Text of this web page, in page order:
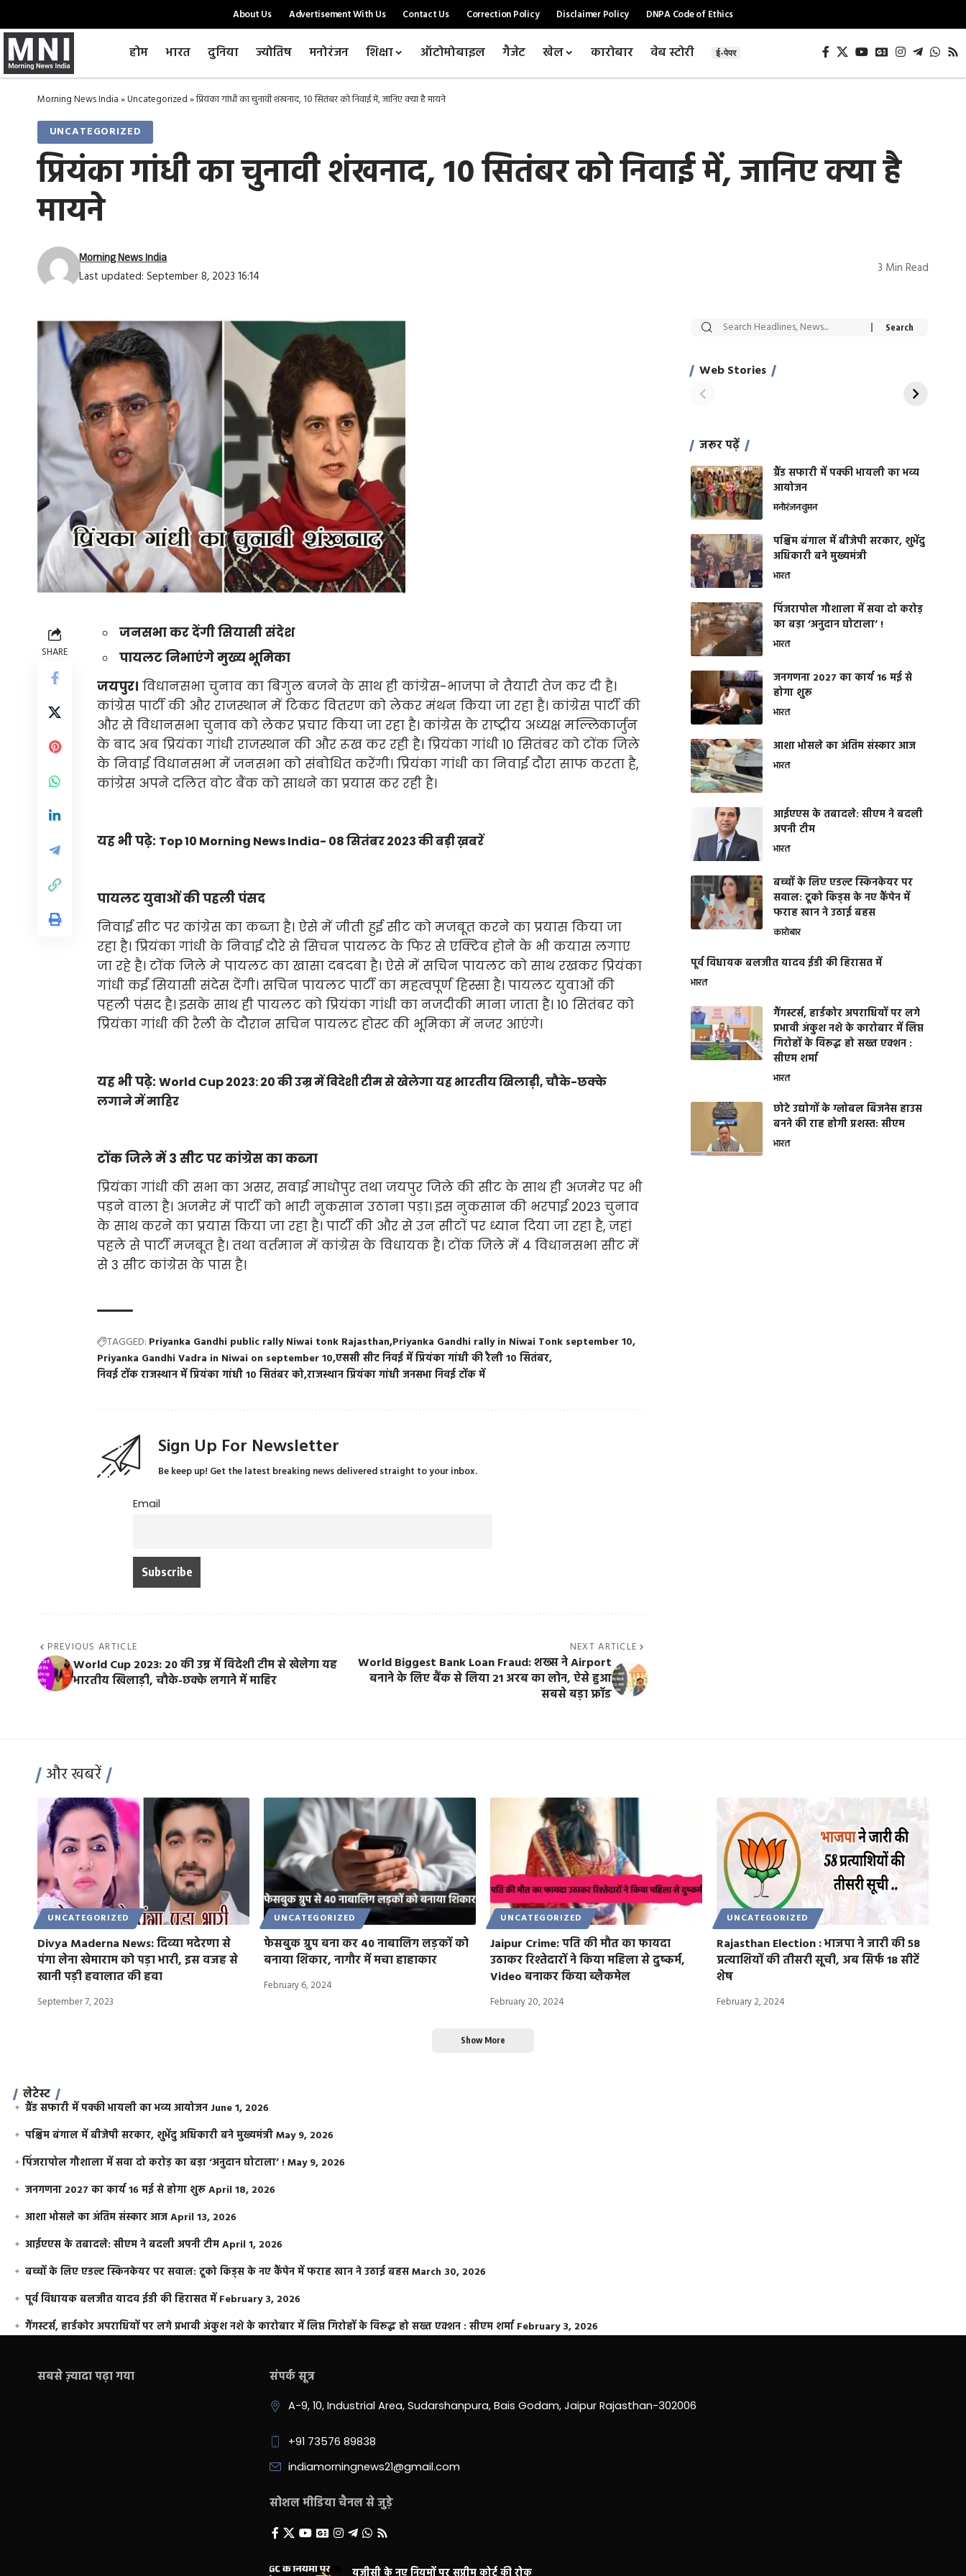
About Us Advertisement With Us Contact Us Correction Policy Disclaimer Policy DNPA Code of Ethics
होम भारत दुनिया ज्योतिष मनोरंजन शिक्षा ऑटोमोबाइल गैजेट खेल कारोबार वेब स्टोरी ई-पेपर
Morning News India»Uncategorized»प्रियंका गांधी का चुनावी शंखनाद, 10 सितंबर को निवाई में, जानिए क्या है मायने
UNCATEGORIZED
प्रियंका गांधी का चुनावी शंखनाद, 10 सितंबर को निवाई में, जानिए क्या है
मायने
Last updated: September 8, 2023 16:14
Morning News India 3 Min Read
SHARE
जनसभा कर देंगी सियासी संदेश
पायलट निभाएंगे मुख्य भूमिका
जयपुर। विधानसभा चुनाव का बिगुल बजने के साथ ही कांग्रेस-भाजपा ने तैयारी तेज कर दी है।
कांग्रेस पार्टी की और राजस्थान में टिकट वितरण को लेकर मंथन किया जा रहा है। कांग्रेस पार्टी की
और से विधानसभा चुनाव को लेकर प्रचार किया जा रहा है। कांग्रेस के राष्ट्रीय अध्यक्ष मल्लिकार्जुन
के बाद अब प्रियंका गांधी राजस्थान की और रूख कर रही है। प्रियंका गांधी 10 सितंबर को टोंक जिले
के निवाई विधानसभा में जनसभा को संबोधित करेंगी। प्रियंका गांधी का निवाई दौरा साफ करता है,
कांग्रेस अपने दलित वोट बैंक को साधने का प्रयास कर रही है।
यह भी पढ़े: Top 10 Morning News India- 08 सितंबर 2023 की बड़ी ख़बरें
पायलट युवाओं की पहली पंसद
निवाई सीट पर कांग्रेस का कब्जा है। ऐसे में जीती हुई सीट को मजबूत करने का प्रयास किया जा
रहा है। प्रियंका गांधी के निवाई दौरे से सिचन पायलट के फिर से एक्टिव होने के भी कयास लगाए
जा रहे है। टोंक जिले मे पायलट का खासा दबदबा है। ऐसे में सचिन पायलट को साथ रखकर प्रियंका
गांधी कई सियासी संदेस देंगी। सचिन पायलट पार्टी का महत्वपूर्ण हिस्सा है। पायलट युवाओं की
पहली पंसद है। इसके साथ ही पायलट को प्रियंका गांधी का नजदीकी माना जाता है। 10 सितंबर को
प्रियंका गांधी की रैली के दौरान सचिन पायलट होस्ट की भूमिका में नजर आएंगे।
यह भी पढ़े:World Cup 2023: 20 की उम्र में विदेशी टीम से खेलेगा यह भारतीय खिलाड़ी, चौके-छक्के
लगाने में माहिर
टोंक जिले में 3 सीट पर कांग्रेस का कब्जा
प्रियंका गांधी की सभा का असर, सवाई माधोपुर तथा जयपुर जिले की सीट के साथ ही अजमेर पर भी
पड़ने वाला है। अजमेर में पार्टी को भारी नुकसान उठाना पड़ा। इस नुकसान की भरपाई 2023 चुनाव
के साथ करने का प्रयास किया जा रहा है। पार्टी की और से उन सीटों पर ध्यान दिया जा रहा है, जहां
पहले से पार्टी मजबूत है। तथा वर्तमान में कांग्रेस के विधायक है। टोंक जिले में 4 विधानसभा सीट में
से 3 सीट कांग्रेस के पास है।
TAGGED: Priyanka Gandhi public rally Niwai tonk Rajasthan Priyanka Gandhi rally in Niwai Tonk september 10
Priyanka Gandhi Vadra in Niwai on september 10एससी सीट निवई में प्रियंका गांधी की रैली 10 सितंबर
निवई टोंक राजस्थान में प्रियंका गांधी 10 सितंबर कोराजस्थान प्रियंका गांधी जनसभा निवई टोंक में
Sign Up For Newsletter
Be keep up! Get the latest breaking news delivered straight to your inbox.
Email
PREVIOUS ARTICLE
World Cup 2023: 20 की उम्र में विदेशी टीम से खेलेगा यह
भारतीय खिलाड़ी, चौके-छक्के लगाने में माहिर
NEXT ARTICLE
World Biggest Bank Loan Fraud: शख्स ने Airport
बनाने के लिए बैंक से लिया 21 अरब का लोन, ऐसे हुआ
सबसे बड़ा फ्रॉड
Web Stories
सट्टेबाजी में अरेस्ट हुए
साहिल खान
रोज एक कच्चे लहसुन
जरूर पढ़ें
ग्रैंड सफारी में पक्की भायली का भव्य
आयोजन
मनोरंजनवुमन
पश्चिम बंगाल में बीजेपी सरकार, शुभेंदु
अधिकारी बने मुख्यमंत्री
भारत
​पिंजरापोल गौशाला में सवा दो करोड़
का बड़ा ‘अनुदान घोटाला’ !
भारत
जनगणना 2027 का कार्य 16 मई से
होगा शुरू
भारत
आशा भोसले का अंतिम संस्कार आज
भारत
आईएएस के तबादले: सीएम ने बदली
अपनी टीम
भारत
बच्चों के लिए एडल्ट स्किनकेयर पर
सवाल: टूको किड्स के नए कैंपेन में
फराह खान ने उठाई बहस
कारोबार
पूर्व विधायक बलजीत यादव ईडी की हिरासत में
भारत
गैंगस्टर्स, हार्डकोर अपराधियों पर लगे
प्रभावी अंकुश नशे के कारोबार में लिप्त
गिरोहों के विरूद्ध हो सख्त एक्शन :
सीएम शर्मा
भारत
छोटे उद्योगों के ग्लोबल बिजनेस हाउस
बनने की राह होगी प्रशस्त: सीएम
भारत
और खबरें
UNCATEGORIZED
Divya Maderna News: दिव्या मदेरणा से
पंगा लेना खेमाराम को पड़ा भारी, इस वजह से
खानी पड़ी हवालात की हवा
September 7, 2023
UNCATEGORIZED
फेसबुक ग्रुप बना कर 40 नाबालिग लड़कों को
बनाया शिकार, नागौर में मचा हाहाकार
February 6, 2024
UNCATEGORIZED
Jaipur Crime: पति की मौत का फायदा
उठाकर रिश्तेदारों ने किया महिला से दुष्कर्म,
Video बनाकर किया ब्लैकमेल
February 20, 2024
UNCATEGORIZED
Rajasthan Election : भाजपा ने जारी की 58
प्रत्याशियों की तीसरी सूची, अब सिर्फ 18 सीटें
शेष
February 2, 2024
Show More
लेटेस्ट
ग्रैंड सफारी में पक्की भायली का भव्य आयोजन June 1, 2026
पश्चिम बंगाल में बीजेपी सरकार, शुभेंदु अधिकारी बने मुख्यमंत्रीMay 9, 2026
​पिंजरापोल गौशाला में सवा दो करोड़ का बड़ा ‘अनुदान घोटाला’ !May 9, 2026
जनगणना 2027 का कार्य 16 मई से होगा शुरूApril 18, 2026
आशा भोसले का अंतिम संस्कार आजApril 13, 2026
आईएएस के तबादले: सीएम ने बदली अपनी टीमApril 1, 2026
बच्चों के लिए एडल्ट स्किनकेयर पर सवाल: टूको किड्स के नए कैंपेन में फराह खान ने उठाई बहसMarch 30, 2026
पूर्व विधायक बलजीत यादव ईडी की हिरासत में February 3, 2026
गैंगस्टर्स, हार्डकोर अपराधियों पर लगे प्रभावी अंकुश नशे के कारोबार में लिप्त गिरोहों के विरूद्ध हो सख्त एक्शन : सीएम शर्मा February 3, 2026
सबसे ज़्यादा पढ़ा गया संपर्क सूत्र
A-9, 10, Industrial Area, Sudarshanpura, Bais Godam, Jaipur Rajasthan-302006
+91 73576 89838
indiamorningnews21@gmail.com
सोशल मीडिया चैनल से जुड़े